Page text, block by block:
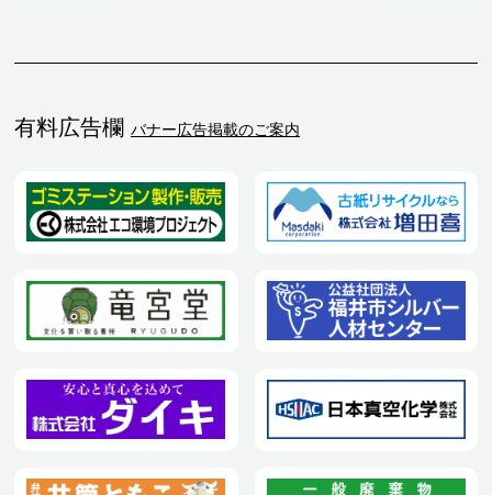
有料広告欄 バナー広告掲載のご案内